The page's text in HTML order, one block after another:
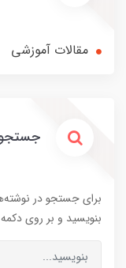
مقالات آموزشی
برای جستجو در
بنویسید و بر روی